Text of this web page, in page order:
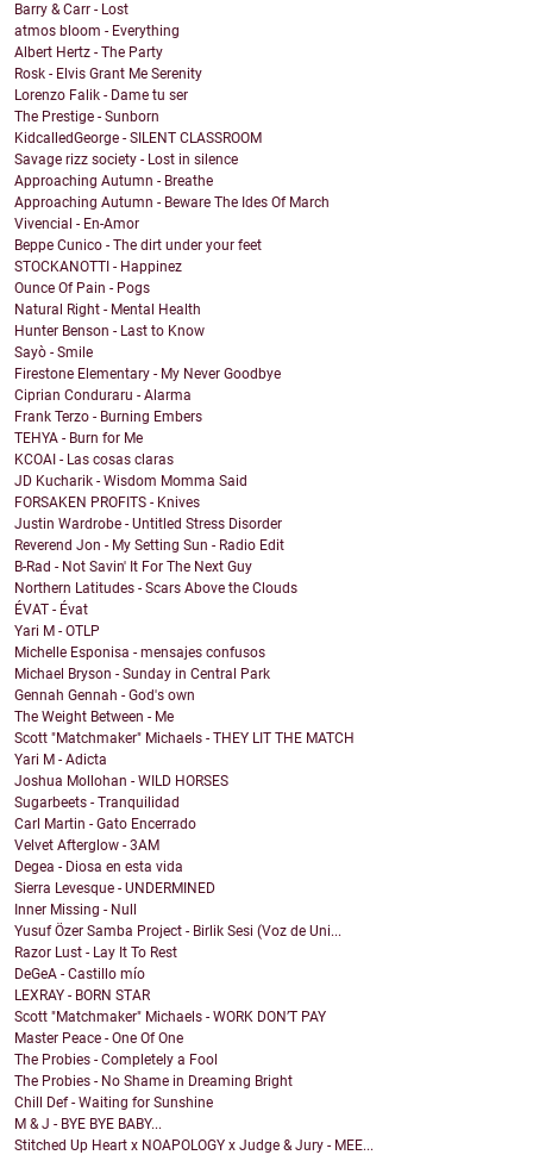
Barry & Carr - Lost
atmos bloom - Everything
Albert Hertz - The Party
Rosk - Elvis Grant Me Serenity
Lorenzo Falik - Dame tu ser
The Prestige - Sunborn
KidcalledGeorge - SILENT CLASSROOM
Savage rizz society - Lost in silence
Approaching Autumn - Breathe
Approaching Autumn - Beware The Ides Of March
Vivencial - En-Amor
Beppe Cunico - The dirt under your feet
STOCKANOTTI - Happinez
Ounce Of Pain - Pogs
Natural Right - Mental Health
Hunter Benson - Last to Know
Sayò - Smile
Firestone Elementary - My Never Goodbye
Ciprian Conduraru - Alarma
Frank Terzo - Burning Embers
TEHYA - Burn for Me
KCOAI - Las cosas claras
JD Kucharik - Wisdom Momma Said
FORSAKEN PROFITS - Knives
Justin Wardrobe - Untitled Stress Disorder
Reverend Jon - My Setting Sun - Radio Edit
B-Rad - Not Savin' It For The Next Guy
Northern Latitudes - Scars Above the Clouds
ÉVAT - Évat
Yari M - OTLP
Michelle Esponisa - mensajes confusos
Michael Bryson - Sunday in Central Park
Gennah Gennah - God's own
The Weight Between - Me
Scott "Matchmaker" Michaels - THEY LIT THE MATCH
Yari M - Adicta
Joshua Mollohan - WILD HORSES
Sugarbeets - Tranquilidad
Carl Martin - Gato Encerrado
Velvet Afterglow - 3AM
Degea - Diosa en esta vida
Sierra Levesque - UNDERMINED
Inner Missing - Null
Yusuf Özer Samba Project - Birlik Sesi (Voz de Uni...
Razor Lust - Lay It To Rest
DeGeA - Castillo mío
LEXRAY - BORN STAR
Scott "Matchmaker" Michaels - WORK DON’T PAY
Master Peace - One Of One
The Probies - Completely a Fool
The Probies - No Shame in Dreaming Bright
Chill Def - Waiting for Sunshine
M & J - BYE BYE BABY...
Stitched Up Heart x NOAPOLOGY x Judge & Jury - MEE...